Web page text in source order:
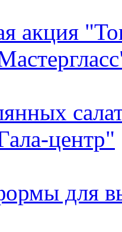
акция
центр"
для